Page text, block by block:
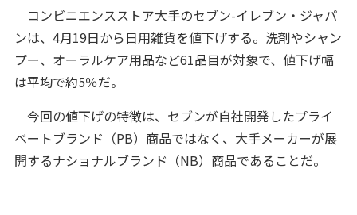
コンビニエンスストア大手のセブン-イレブン・ジャパ
ンは、4月19日から日用雑貨を値下げする。洗剤やシャン
プー、オーラルケア用品など61品目が対象で、値下げ幅
は平均で約5％だ。
今回の値下げの特徴は、セブンが自社開発したプライ
ベートブランド（PB）商品ではなく、大手メーカーが展
開するナショナルブランド（NB）商品であることだ。